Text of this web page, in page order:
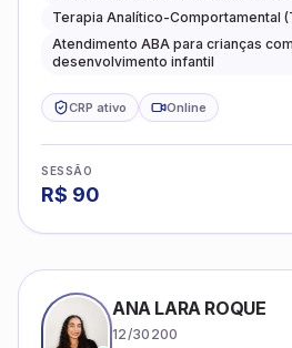
Terapia Analítico-Comportamental
Atendimento ABA para crianças
desenvolvimento infantil
CRP ativo Online
SESSÃO
R$ 90
ANA LARA ROQUE
12/30200